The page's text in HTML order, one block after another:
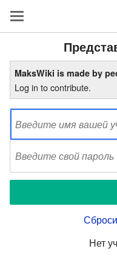
MaksWiki is made by
Log in to contribute.
Нет